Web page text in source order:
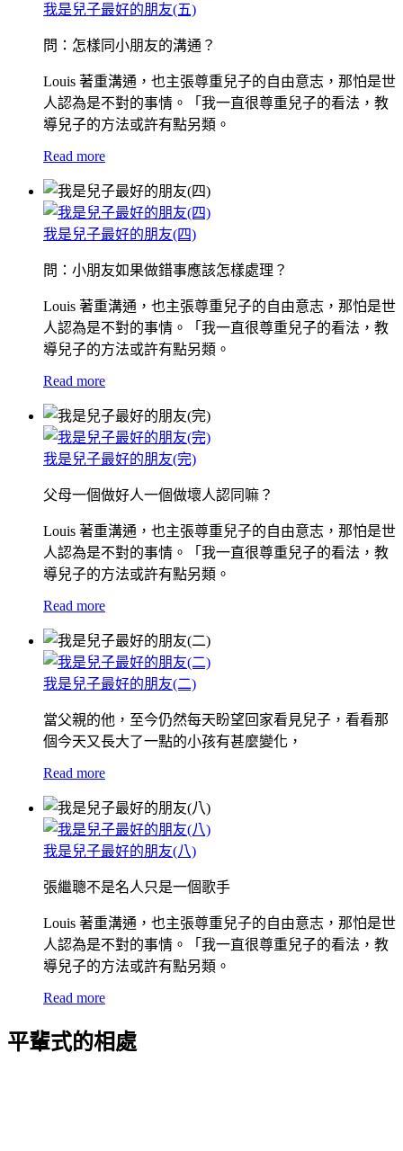
我是兒子最好的朋友(五)
問：怎樣同小朋友的溝通？
Louis 著重溝通，也主張尊重兒子的自由意志，那怕是世
人認為是不對的事情。「我一直很尊重兒子的看法，教
導兒子的方法或許有點另類。
Read more
我是兒子最好的朋友(四)
問：小朋友如果做錯事應該怎樣處理？
Louis 著重溝通，也主張尊重兒子的自由意志，那怕是世
人認為是不對的事情。「我一直很尊重兒子的看法，教
導兒子的方法或許有點另類。
Read more
我是兒子最好的朋友(完)
父母一個做好人一個做壞人認同嘛？
Louis 著重溝通，也主張尊重兒子的自由意志，那怕是世
人認為是不對的事情。「我一直很尊重兒子的看法，教
導兒子的方法或許有點另類。
Read more
我是兒子最好的朋友(二)
當父親的他，至今仍然每天盼望回家看見兒子，看看那
個今天又長大了一點的小孩有甚麼變化，
Read more
我是兒子最好的朋友(八)
張繼聰不是名人只是一個歌手
Louis 著重溝通，也主張尊重兒子的自由意志，那怕是世
人認為是不對的事情。「我一直很尊重兒子的看法，教
導兒子的方法或許有點另類。
Read more
平輩式的相處